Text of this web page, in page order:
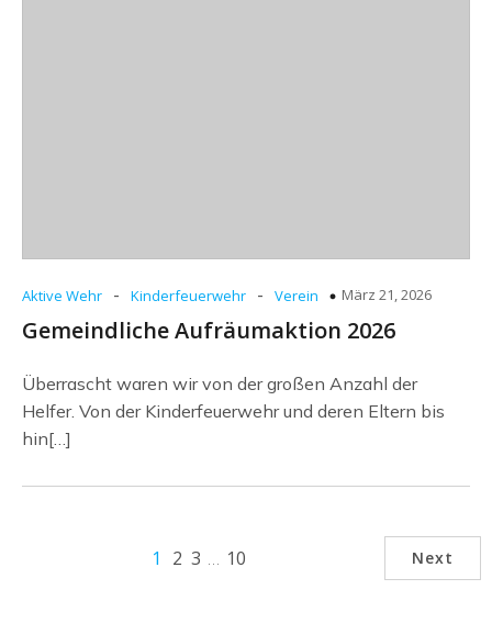
Aktive Wehr - Kinderfeuerwehr - Verein März 21, 2026
Gemeindliche Aufräumaktion 2026
Überrascht waren wir von der großen Anzahl der
Helfer. Von der Kinderfeuerwehr und deren Eltern bis
hin[…]
1 2 3 … 10 Next